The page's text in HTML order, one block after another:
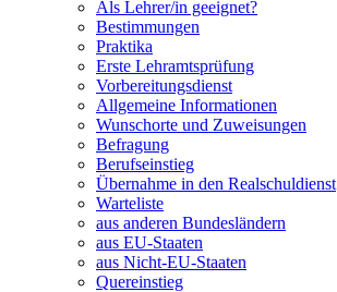
Als Lehrer/in geeignet?
Bestimmungen
Praktika
Erste Lehramtsprüfung
Vorbereitungsdienst
Allgemeine Informationen
Wunschorte und Zuweisungen
Befragung
Berufseinstieg
Übernahme in den Realschuldienst
Warteliste
aus anderen Bundesländern
aus EU-Staaten
aus Nicht-EU-Staaten
Quereinstieg